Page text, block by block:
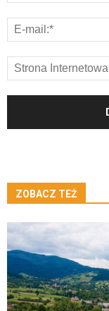
ZOBACZ TEŻ